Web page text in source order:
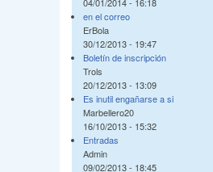
en el correo
ErBola
30/12/2013 - 19:47
Boletín de inscripción
Trols
20/12/2013 - 13:09
Es inutil engañarse a si
Marbellero20
16/10/2013 - 15:32
Entradas
Admin
09/02/2013 - 18:45